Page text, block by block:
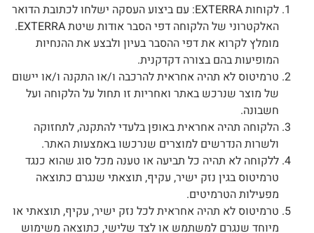
לקוחות EXTERRA: עם ביצוע העסקה ישלחו לכתובת הדואר
האלקטרוני של הלקוחה דפי הסבר אודות שיטת EXTERRA.
מומלץ לקרוא את דפי ההסבר בעיון ולבצע את ההנחיות
המופיעות בהם בצורה דקדקנית.
טרמיטוס לא תהיה אחראית להרכבה ו/או התקנה ו/או יישום
של מוצר שנרכש באתר ואחריות זו תחול על הלקוחה ועל
חשבונה.
הלקוחה תהיה אחראית באופן בלעדי להתקנה, לתחזוקה
ולשרות הנדרשים למוצרים שנרכשו באמצעות האתר.
ללקוחה לא תהיה כל תביעה או טענה מכל סוג שהוא כנגד
טרמיטוס בגין נזק ישיר, עקיף, תוצאתי שנגרם כתוצאה
מפעילות הטרמיטים.
טרמיטוס לא תהיה אחראית לכל נזק ישיר, עקיף, תוצאתי או
מיוחד שנגרם למשתמש או לצד שלישי, כתוצאה משימוש